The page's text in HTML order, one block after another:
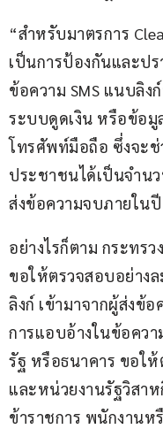
“สำหรับมาตรการ
เป็นการป้องกันและป
ข้อความ SMS แนบลิง
ระบบดูดเงิน หรือข้อมู
โทรศัพท์มือถือ ซึ่งจะช่
ประชาชนได้เป็นจำน
ส่งข้อความจบภายในปี
อย่างไรก็ตาม กระทร
ขอให้ตรวจสอบอย่างล
ลิงก์ เข้ามาจากผู้ส่งข้
การแอบอ้างในข้อคว
รัฐ หรือธนาคาร ขอให้
และหน่วยงานรัฐวิสา
ข้าราชการ พนักงานห